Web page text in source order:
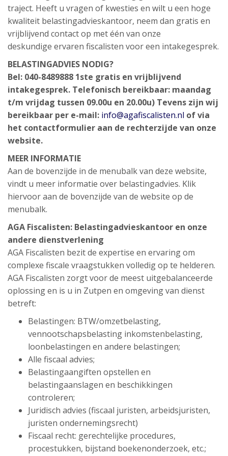
traject. Heeft u vragen of kwesties en wilt u een hoge
kwaliteit belastingadvieskantoor, neem dan gratis en
vrijblijvend contact op met één van onze
deskundige ervaren fiscalisten voor een intakegesprek.
BELASTINGADVIES NODIG?
Bel: 040-8489888 1ste gratis en vrijblijvend
intakegesprek. Telefonisch bereikbaar: maandag
t/m vrijdag tussen 09.00u en 20.00u) Tevens zijn wij
bereikbaar per e-mail: info@agafiscalisten.nl of via
het contactformulier aan de rechterzijde van onze
website.
MEER INFORMATIE
Aan de bovenzijde in de menubalk van deze website,
vindt u meer informatie over belastingadvies. Klik
hiervoor aan de bovenzijde van de website op de
menubalk.
AGA Fiscalisten: Belastingadvieskantoor en onze
andere dienstverlening
AGA Fiscalisten bezit de expertise en ervaring om
complexe fiscale vraagstukken volledig op te helderen.
AGA Fiscalisten zorgt voor de meest uitgebalanceerde
oplossing en is u in Zutpen en omgeving van dienst
betreft:
Belastingen: BTW/omzetbelasting,
vennootschapsbelasting inkomstenbelasting,
loonbelastingen en andere belastingen;
Alle fiscaal advies;
Belastingaangiften opstellen en
belastingaanslagen en beschikkingen
controleren;
Juridisch advies (fiscaal juristen, arbeidsjuristen,
juristen ondernemingsrecht)
Fiscaal recht: gerechtelijke procedures,
procestukken, bijstand boekenonderzoek, etc.;